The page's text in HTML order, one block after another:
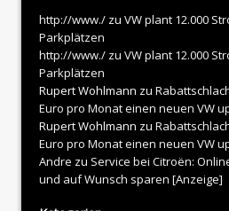
http://www./ zu VW plant 12.000
Parkplätzen
http://www./ zu VW plant 12.000
Parkplätzen
Rupert Wohlmann zu
Euro pro Monat einen neuen VW
Rupert Wohlmann zu
Euro pro Monat einen neuen VW
Andre zu Service bei Citroën:
und auf Wunsch sparen [Anzeige]